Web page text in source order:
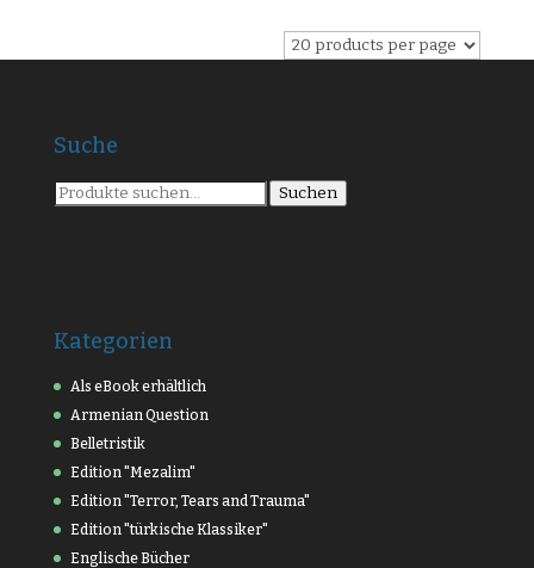
Suche
Suche
nach:
Suchen
Kategorien
Als eBook erhältlich
Armenian Question
Belletristik
Edition "Mezalim"
Edition "Terror, Tears and Trauma"
Edition "türkische Klassiker"
Englische Bücher